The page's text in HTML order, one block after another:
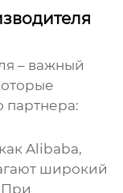
– важный
партнера:
Alibaba,
широкий
При